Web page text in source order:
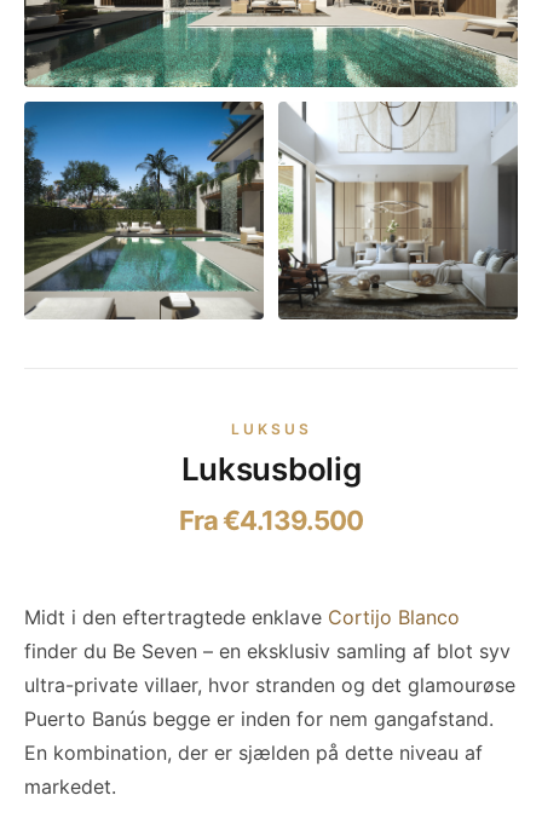
LUKSUS
Luksusbolig
Fra €4.139.500
Midt i den eftertragtede enklave Cortijo Blanco
finder du Be Seven – en eksklusiv samling af blot syv
ultra-private villaer, hvor stranden og det glamourøse
Puerto Banús begge er inden for nem gangafstand.
En kombination, der er sjælden på dette niveau af
markedet.